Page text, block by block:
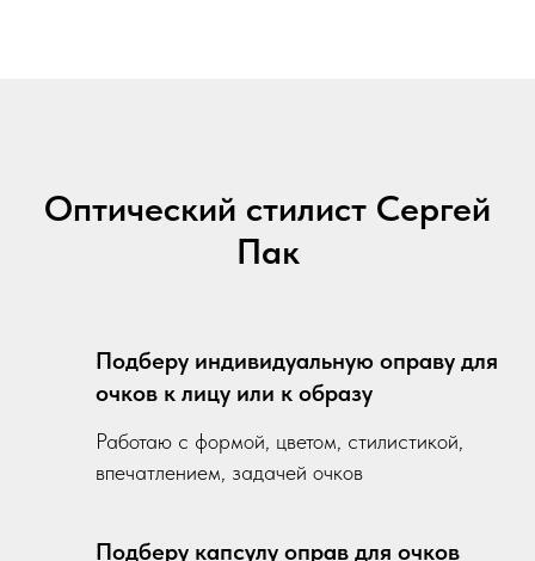
Оптический стилист Сергей
Пак
Подберу индивидуальную оправу для
очков к лицу или к образу
Работаю с формой, цветом, стилистикой,
впечатлением, задачей очков
Подберу капсулу оправ для очков